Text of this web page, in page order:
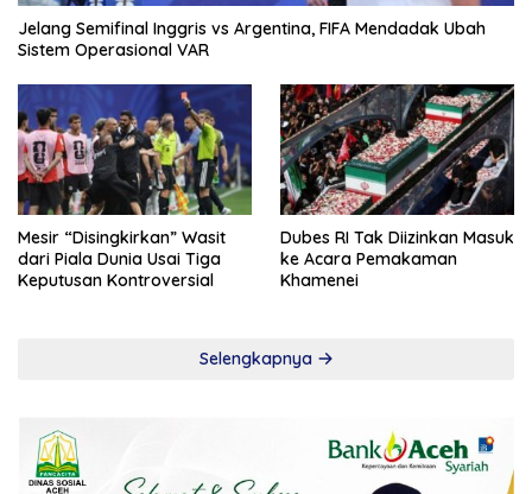
Jelang Semifinal Inggris vs Argentina, FIFA Mendadak Ubah
Sistem Operasional VAR
Mesir “Disingkirkan” Wasit
dari Piala Dunia Usai Tiga
Keputusan Kontroversial
Dubes RI Tak Diizinkan Masuk
ke Acara Pemakaman
Khamenei
Selengkapnya